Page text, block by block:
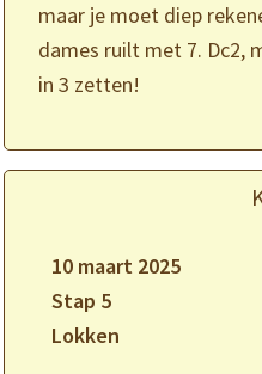
maar je moet diep
dames ruilt met 7. Dc2,
in 3 zetten!
10 maart 2025
Stap 5
Lokken